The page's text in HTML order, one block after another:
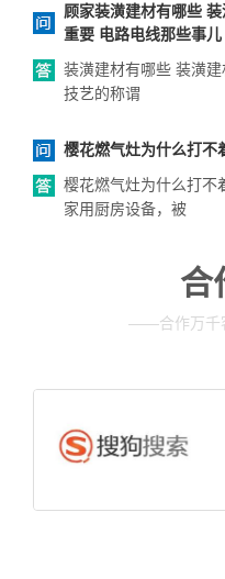
顾家装潢建材有哪些
重要 电路电线那些事儿
装潢建材有哪些 装潢
技艺的称谓
樱花燃气灶为什么打不
樱花燃气灶为什么打不
家用厨房设备，被
合
——合作万千